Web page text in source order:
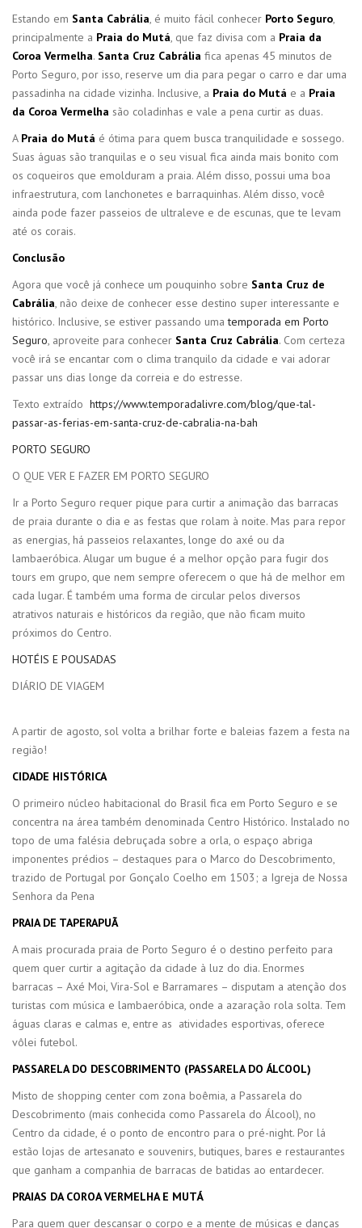
Estando em Santa Cabrália, é muito fácil conhecer Porto Seguro,
principalmente a Praia do Mutá, que faz divisa com a Praia da
Coroa Vermelha. Santa Cruz Cabrália fica apenas 45 minutos de
Porto Seguro, por isso, reserve um dia para pegar o carro e dar uma
passadinha na cidade vizinha. Inclusive, a Praia do Mutá e a Praia
da Coroa Vermelha são coladinhas e vale a pena curtir as duas.
A Praia do Mutá é ótima para quem busca tranquilidade e sossego.
Suas águas são tranquilas e o seu visual fica ainda mais bonito com
os coqueiros que emolduram a praia. Além disso, possui uma boa
infraestrutura, com lanchonetes e barraquinhas. Além disso, você
ainda pode fazer passeios de ultraleve e de escunas, que te levam
até os corais.
Conclusão
Agora que você já conhece um pouquinho sobre Santa Cruz de
Cabrália, não deixe de conhecer esse destino super interessante e
histórico. Inclusive, se estiver passando umatemporada em Porto
Seguro, aproveite para conhecer Santa Cruz Cabrália. Com certeza
você irá se encantar com o clima tranquilo da cidade e vai adorar
passar uns dias longe da correia e do estresse.
Texto extraído https://www.temporadalivre.com/blog/que-tal-
passar-as-ferias-em-santa-cruz-de-cabralia-na-bah
PORTO SEGURO
O QUE VER E FAZER EM PORTO SEGURO
Ir a Porto Seguro requer pique para curtir a animação das barracas
de praia durante o dia e as festas que rolam à noite. Mas para repor
as energias, há passeios relaxantes, longe do axé ou da
lambaeróbica. Alugar um bugue é a melhor opção para fugir dos
tours em grupo, que nem sempre oferecem o que há de melhor em
cada lugar. É também uma forma de circular pelos diversos
atrativos naturais e históricos da região, que não ficam muito
próximos do Centro.
HOTÉIS E POUSADAS
DIÁRIO DE VIAGEM
A partir de agosto, sol volta a brilhar forte e baleias fazem a festa na
região!
CIDADE HISTÓRICA
O primeiro núcleo habitacional do Brasil fica em Porto Seguro e se
concentra na área também denominada Centro Histórico. Instalado no
topo de uma falésia debruçada sobre a orla, o espaço abriga
imponentes prédios – destaques para o Marco do Descobrimento,
trazido de Portugal por Gonçalo Coelho em 1503; a Igreja de Nossa
Senhora da Pena
PRAIA DE TAPERAPUÃ
A mais procurada praia de Porto Seguro é o destino perfeito para
quem quer curtir a agitação da cidade à luz do dia. Enormes
barracas – Axé Moi, Vira-Sol e Barramares – disputam a atenção dos
turistas com música e lambaeróbica, onde a azaração rola solta. Tem
águas claras e calmas e, entre as atividades esportivas, oferece
vôlei futebol.
PASSARELA DO DESCOBRIMENTO (PASSARELA DO ÁLCOOL)
Misto de shopping center com zona boêmia, a Passarela do
Descobrimento (mais conhecida como Passarela do Álcool), no
Centro da cidade, é o ponto de encontro para o pré-night. Por lá
estão lojas de artesanato e souvenirs, butiques, bares e restaurantes
que ganham a companhia de barracas de batidas ao entardecer.
PRAIAS DA COROA VERMELHA E MUTÁ
Para quem quer descansar o corpo e a mente de músicas e danças